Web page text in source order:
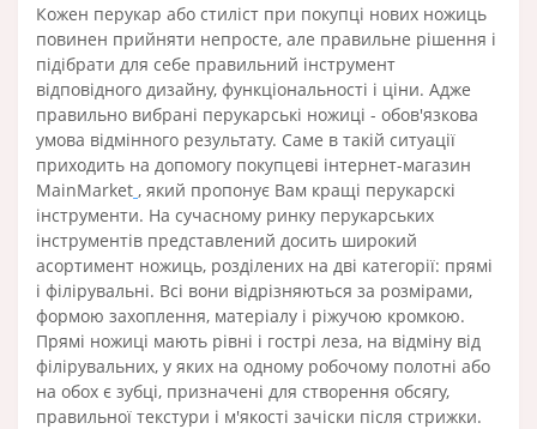
Кожен перукар або стиліст при покупці нових ножиць
повинен прийняти непросте, але правильне рішення і
підібрати для себе правильний інструмент
відповідного дизайну, функціональності і ціни. Адже
правильно вибрані перукарські ножиці - обов'язкова
умова відмінного результату. Саме в такій ситуації
приходить на допомогу покупцеві інтернет-магазин
MainMarket , який пропонує Вам кращі перукарскі
інструменти. На сучасному ринку перукарських
інструментів представлений досить широкий
асортимент ножиць, розділених на дві категорії: прямі
і філірувальні. Всі вони відрізняються за розмірами,
формою захоплення, матеріалу і ріжучою кромкою.
Прямі ножиці мають рівні і гострі леза, на відміну від
філірувальних, у яких на одному робочому полотні або
на обох є зубці, призначені для створення обсягу,
правильної текстури і м'якості зачіски після стрижки.